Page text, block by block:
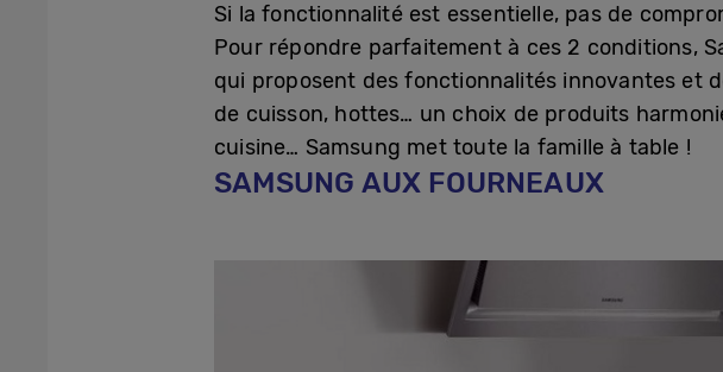
Si la fonctionnalité est essentielle, pas de
Pour répondre parfaitement à ces 2 conditions,
qui proposent des fonctionnalités innovantes et
de cuisson, hottes… un choix de produits
cuisine… Samsung met toute la famille à table !
SAMSUNG AUX FOURNEAUX